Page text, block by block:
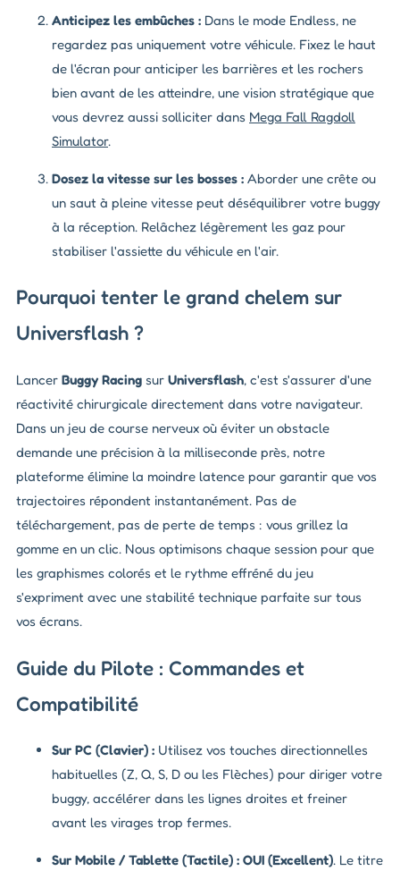
Anticipez les embûches : Dans le mode Endless, ne
regardez pas uniquement votre véhicule. Fixez le haut
de l'écran pour anticiper les barrières et les rochers
bien avant de les atteindre, une vision stratégique que
vous devrez aussi solliciter dans Mega Fall Ragdoll
Simulator.
Dosez la vitesse sur les bosses : Aborder une crête ou
un saut à pleine vitesse peut déséquilibrer votre buggy
à la réception. Relâchez légèrement les gaz pour
stabiliser l'assiette du véhicule en l'air.
Pourquoi tenter le grand chelem sur
Universflash ?
Lancer Buggy Racing sur Universflash, c'est s'assurer d'une
réactivité chirurgicale directement dans votre navigateur.
Dans un jeu de course nerveux où éviter un obstacle
demande une précision à la milliseconde près, notre
plateforme élimine la moindre latence pour garantir que vos
trajectoires répondent instantanément. Pas de
téléchargement, pas de perte de temps : vous grillez la
gomme en un clic. Nous optimisons chaque session pour que
les graphismes colorés et le rythme effréné du jeu
s'expriment avec une stabilité technique parfaite sur tous
vos écrans.
Guide du Pilote : Commandes et
Compatibilité
Sur PC (Clavier) : Utilisez vos touches directionnelles
habituelles (Z, Q, S, D ou les Flèches) pour diriger votre
buggy, accélérer dans les lignes droites et freiner
avant les virages trop fermes.
Sur Mobile / Tablette (Tactile) : OUI (Excellent). Le titre